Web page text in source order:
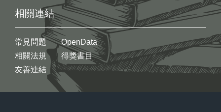
相關連結
常見問題
相關法規
友善連結
OpenData
得獎書目